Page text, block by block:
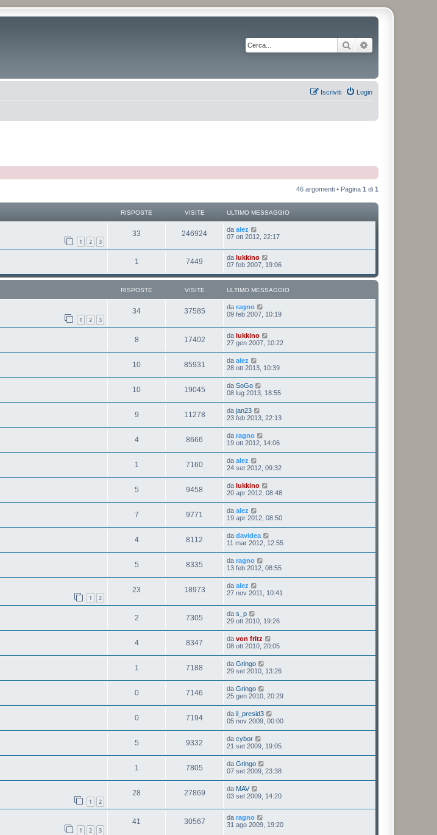
Cerca
Login
Iscriviti
46 argomenti • Pagina 1 di 1
RISPOSTE VISITE ULTIMO MESSAGGIO
1 2 3
33 246924 da alez
07 ott 2012, 22:17
1 7449 da lukkino
07 feb 2007, 19:06
RISPOSTE VISITE ULTIMO MESSAGGIO
1 2 3
34 37585 da ragno
09 feb 2007, 10:19
8 17402 da lukkino
27 gen 2007, 10:22
10 85931 da alez
28 ott 2013, 10:39
10 19045 da SoGo
08 lug 2013, 18:55
9 11278 da jan23
23 feb 2013, 22:13
4 8666 da ragno
19 ott 2012, 14:06
1 7160 da alez
24 set 2012, 09:32
5 9458 da lukkino
20 apr 2012, 08:48
7 9771 da alez
19 apr 2012, 08:50
4 8112 da davidea
11 mar 2012, 12:55
5 8335 da ragno
13 feb 2012, 08:55
1 2
23 18973 da alez
27 nov 2011, 10:41
2 7305 da s_p
29 ott 2010, 19:26
4 8347 da von fritz
08 ott 2010, 20:05
1 7188 da Gringo
29 set 2010, 13:26
0 7146 da Gringo
25 gen 2010, 20:29
0 7194 da il_presid3
05 nov 2009, 00:00
5 9332 da cybor
21 set 2009, 19:05
1 7805 da Gringo
07 set 2009, 23:38
1 2
28 27869 da MAV
03 set 2009, 14:20
1 2 3
41 30567 da ragno
31 ago 2009, 19:20